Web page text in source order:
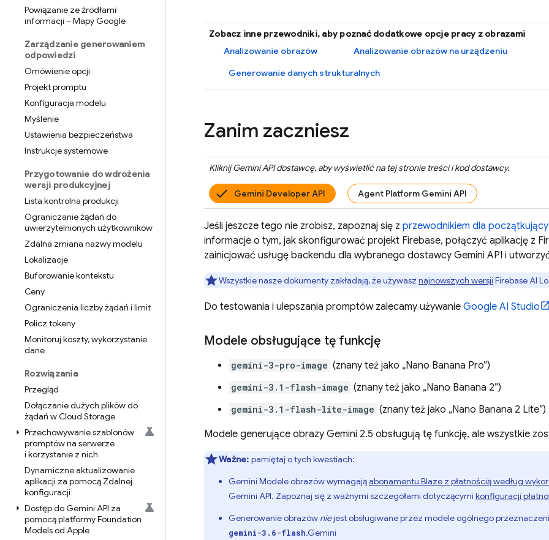
Powiązanie ze źródłami
informacji – Mapy Google
Zarządzanie generowaniem
odpowiedzi
Omówienie opcji
Projekt promptu
Konfiguracja modelu
Myślenie
Ustawienia bezpieczeństwa
Instrukcje systemowe
Przygotowanie do wdrożenia
wersji produkcyjnej
Lista kontrolna produkcji
Ograniczanie żądań do
uwierzytelnionych użytkowników
Zdalna zmiana nazwy modelu
Lokalizacje
Buforowanie kontekstu
Ceny
Ograniczenia liczby żądań i limit
Policz tokeny
Monitoruj koszty,wykorzystanie
dane
Rozwiązania
Przegląd
Dołączanie dużych plików do
żądań w Cloud Storage
Przechowywanie szablonów
promptów na serwerze
i korzystanie z nich
Dynamiczne aktualizowanie
aplikacji za pomocą Zdalnej
konfiguracji
Dostęp do Gemini API za
pomocą platformy Foundation
Models od Apple
Zobacz inne przewodniki, aby poznać dodatkowe opcje pracy z obrazami
Analizowanie obrazów
Analizowanie obrazów na urządzeniu
Generowanie danych strukturalnych
Zanim zaczniesz
KliknijGemini APIdostawcę, aby wyświetlić na tej stronie treści i kod dostawcy.
Gemini Developer API Agent Platform Gemini API
Jeśli jeszcze tego nie zrobisz, zapoznaj się z przewodnikiem dla
informacje o tym, jak skonfigurować projekt Firebase, połączyć aplikację z
zainicjować usługę backendu dla wybranego dostawcy Gemini API i
Wszystkie nasze dokumenty zakładają, że używasz najnowszych wersji Firebase AI
Do testowania i ulepszania promptów zalecamy używanie Google AI Studio
Modele obsługujące tę funkcję
gemini-3-pro-image (znany też jako „Nano Banana Pro”)
gemini-3.1-flash-image (znany też jako „Nano Banana 2”)
gemini-3.1-flash-lite-image (znany też jako „Nano Banana 2 Lite”)
Modele generujące obrazy Gemini 2.5 obsługują tę funkcję, ale wszystkie
Ważne: pamiętaj o tych kwestiach:
Gemini Modele obrazów wymagająabonamentu Blaze z płatnością według
Gemini API. Zapoznaj się z ważnymi szczegółami dotyczącymi konfiguracji
Generowanie obrazów niejest obsługiwane przez modele ogólnego
gemini-3.6-flash.Gemini